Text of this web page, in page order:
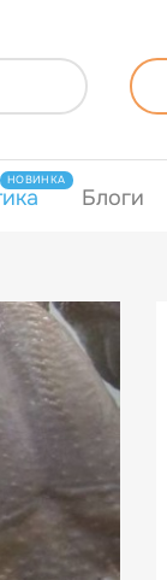
НОВИНКА
Блоги